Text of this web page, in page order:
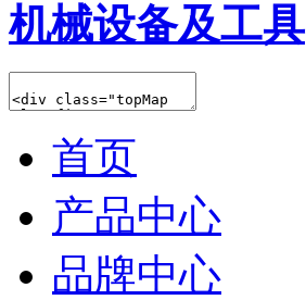
机械设备及工具
首页
产品中心
品牌中心